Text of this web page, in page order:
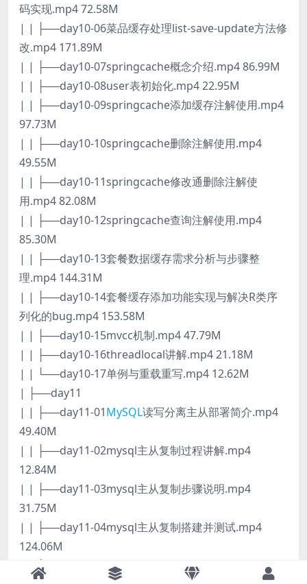
码实现.mp4 72.58M
| | ├──day10-06菜品缓存处理list-save-update方法修
改.mp4 171.89M
| | ├──day10-07springcache概念介绍.mp4 86.99M
| | ├──day10-08user表初始化.mp4 22.95M
| | ├──day10-09springcache添加缓存注解使用.mp4
97.73M
| | ├──day10-10springcache删除注解使用.mp4
49.55M
| | ├──day10-11springcache修改通删除注解使
用.mp4 82.08M
| | ├──day10-12springcache查询注解使用.mp4
85.30M
| | ├──day10-13套餐数据缓存需求分析与步骤整
理.mp4 144.31M
| | ├──day10-14套餐缓存添加功能实现与解决R类序
列化的bug.mp4 153.58M
| | ├──day10-15mvcc机制.mp4 47.79M
| | ├──day10-16threadlocal讲解.mp4 21.18M
| | └──day10-17单例与重载重写.mp4 12.62M
| ├──day11
| | ├──day11-01MySQL读写分离主从部署简介.mp4
49.40M
| | ├──day11-02mysql主从复制过程讲解.mp4
12.84M
| | ├──day11-03mysql主从复制步骤说明.mp4
31.75M
| | ├──day11-04mysql主从复制搭建并测试.mp4
124.06M
| | ├──day11-05shadingjdbc主从处理演示.mp4